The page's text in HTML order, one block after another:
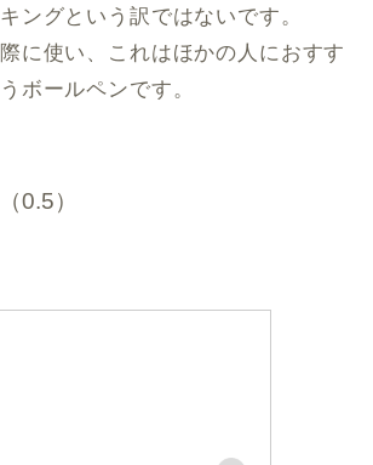
ングという訳ではないです。
に使い、これはほかの人におすす
ボールペンです。
0.5）